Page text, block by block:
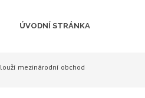
ÚVODNÍ STRÁNKA
mezinárodní obchod